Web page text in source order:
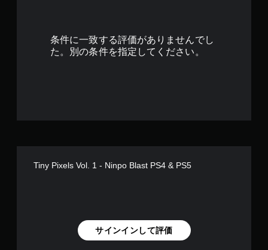
条件に一致する評価がありませんでし
た。別の条件を指定してください。
Tiny Pixels Vol. 1 - Ninpo Blast PS4 & PS5
サインインして評価